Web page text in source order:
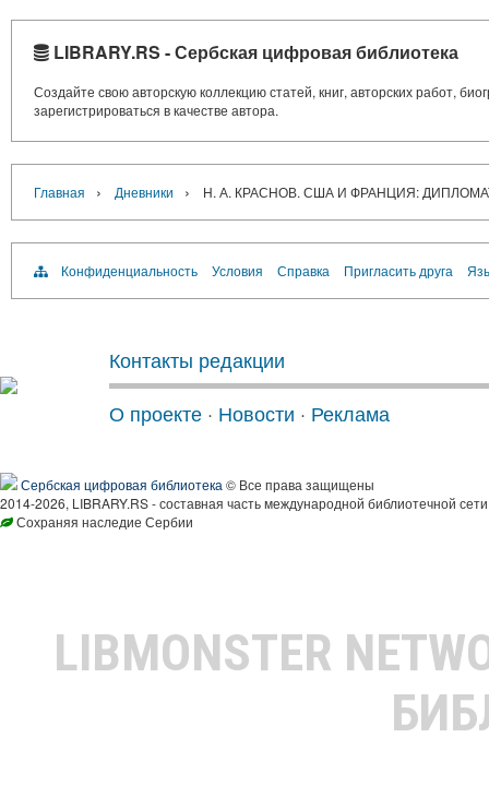
LIBRARY.RS - Сербская цифровая библиотека
Создайте свою авторскую коллекцию статей, книг, авторских работ,
зарегистрироваться в качестве автора.
Главная › Дневники › Н. А. КРАСНОВ. США И ФРАНЦИЯ:
Конфиденциальность Условия Справка Пригласить друга
Контакты редакции
О проекте · Новости · Реклама
Сербская цифровая библиотека © Все права защищены
2014-2026, LIBRARY.RS - составная часть международной библиотечной
Сохраняя наследие Сербии
LIBMONSTER